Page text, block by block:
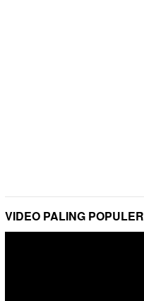
VIDEO PALING POPULER